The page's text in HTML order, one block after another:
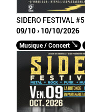
SIDERO FESTIVAL #5
09/10 › 10/10/2026
Musique / Concert